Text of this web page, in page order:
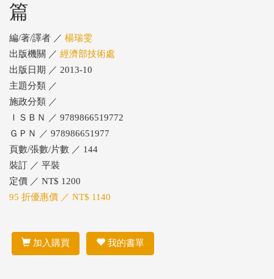
篇
編/著/譯者 ／ 楊瑞雯
出版機關 ／ 經濟部技術處
出版日期 ／ 2013-10
主題分類 ／
施政分類 ／
ＩＳＢＮ ／ 9789866519772
ＧＰＮ ／ 978986651977
頁數/張數/片數 ／ 144
裝訂 ／ 平裝
定價 ／ NT$ 1200
95 折優惠價 ／ NT$ 1140
加入購買 我的書單